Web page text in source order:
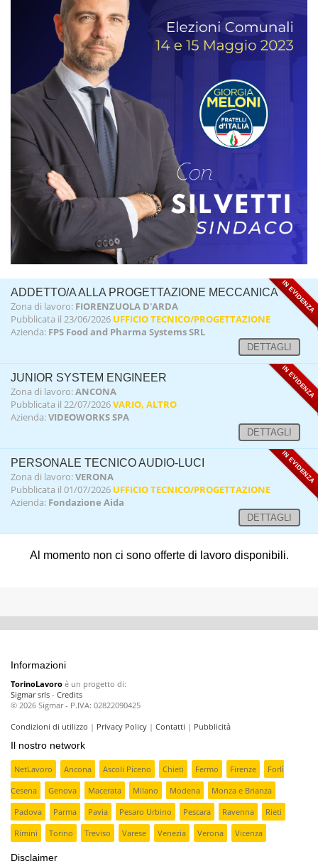
IN EVIDENZA
ADDETTO/A ALLA PROGETTAZIONE MECCANICA
Zona di lavoro: FIORENZUOLA D'ARDA
Pubblicata il 23/06/2026 UFFICIO TECNICO/PROGETTAZIONE
Azienda: FPS Food and Pharma Systems SRL
DETTAGLI
IN EVIDENZA
JUNIOR SYSTEM ENGINEER
Zona di lavoro:ANCONA
Pubblicata il 22/07/2026VARIO, ALTRO
Azienda:VIDEOWORKS SPA
DETTAGLI
IN EVIDENZA
PERSONALE TECNICO AUDIO-LUCI
Zona di lavoro:VERONA
Pubblicata il 01/07/2026 UFFICIO TECNICO/PROGETTAZIONE
Azienda: Fondazione Aida
DETTAGLI
Al momento non ci sono offerte di lavoro disponibili.
Informazioni
TorinoLavoro è un progetto di:
Sigmar srls - Credits
© 2026 Sigmar - P.IVA: 02822090425
Condizioni di utilizzo | Privacy Policy | Contatti | Pubblicità
Il nostro network
NetLavoro Ancona Ascoli Piceno Chieti Fermo Firenze
Forlì
Cesena
Genova Macerata Milano Modena
Monza e Brianza
Padova
Parma Pavia Pesaro Urbino Pescara Ravenna
Rieti
Rimini
Torino Treviso Varese Venezia Verona Vicenza
Disclaimer